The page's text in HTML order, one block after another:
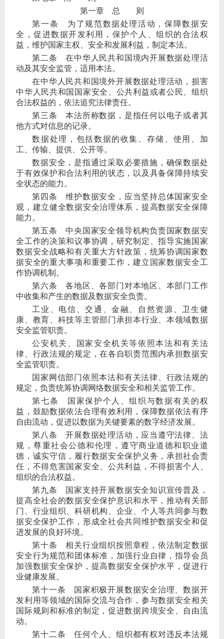
第一章 总 则
第一条
为了规范数据处理活动，保障数据安
全，促进数据开发利用，保护个人、组织的合法权
益，维护国家主权、安全和发展利益，制定本法。
第二条 在中华人民共和国境内开展数据处理活
动及其安全监管，适用本法。
在中华人民共和国境外开展数据处理活动，损害
中华人民共和国国家安全、公共利益或者公民、组织
合法权益的，依法追究法律责任。
第三条 本法所称数据，是指任何以电子或者其
他方式对信息的记录。
数据处理，包括数据的收集、存储、使用、加
工、传输、提供、公开等。
数据安全，是指通过采取必要措施，确保数据处
于有效保护和合法利用的状态，以及具备保障持续安
全状态的能力。
第四条 维护数据安全，应当坚持总体国家安全
观，建立健全数据安全治理体系，提高数据安全保障
能力。
第五条 中央国家安全领导机构负责国家数据安
全工作的决策和议事协调，研究制定、指导实施国家
数据安全战略和有关重大方针政策，统筹协调国家数
据安全的重大事项和重要工作，建立国家数据安全工
作协调机制。
第六条 各地区、各部门对本地区、本部门工作
中收集和产生的数据及数据安全负责。
工业、电信、交通、金融、自然资源、卫生健
康、教育、科技等主管部门承担本行业、本领域数据
安全监管职责。
公安机关、国家安全机关等依照本法和有关法
律、行政法规的规定，在各自职责范围内承担数据安
全监管职责。
国家网信部门依照本法和有关法律、行政法规的
规定，负责统筹协调网络数据安全和相关监管工作。
第七条
国家保护个人、组织与数据有关的权
益，鼓励数据依法合理有效利用，保障数据依法有序
自由流动，促进以数据为关键要素的数字经济发展。
第八条 开展数据处理活动，应当遵守法律、法
规，尊重社会公德和伦理，遵守商业道德和职业道
德，诚实守信，履行数据安全保护义务，承担社会责
任，不得危害国家安全、公共利益，不得损害个人、
组织的合法权益。
第九条 国家支持开展数据安全知识宣传普及，
提高全社会的数据安全保护意识和水平，推动有关部
门、行业组织、科研机构、企业、个人等共同参与数
据安全保护工作，形成全社会共同维护数据安全和促
进发展的良好环境。
第十条 相关行业组织按照章程，依法制定数据
安全行为规范和团体标准，加强行业自律，指导会员
加强数据安全保护，提高数据安全保护水平，促进行
业健康发展。
第十一条 国家积极开展数据安全治理、数据开
发利用等领域的国际交流与合作，参与数据安全相关
国际规则和标准的制定，促进数据跨境安全、自由流
动。
第十二条 任何个人、组织都有权对违反本法规